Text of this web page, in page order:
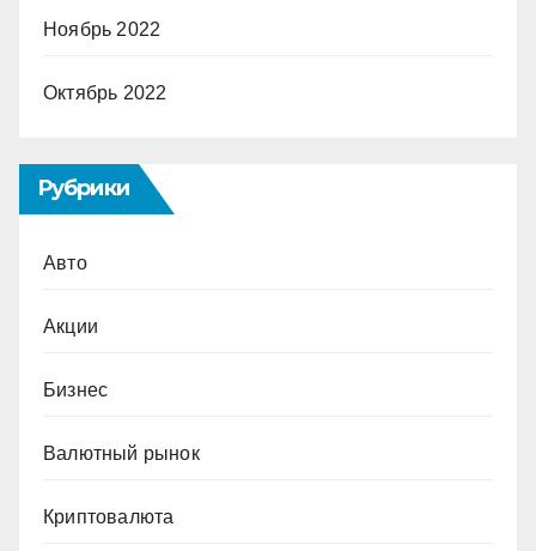
Ноябрь 2022
Октябрь 2022
Рубрики
Авто
Акции
Бизнес
Валютный рынок
Криптовалюта